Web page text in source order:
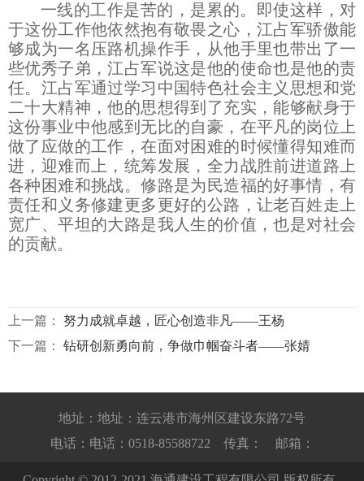
一线的工作是苦的，是累的。即使这样，对
于这份工作他依然抱有敬畏之心，江占军骄傲能
够成为一名压路机操作手，从他手里也带出了一
些优秀子弟，江占军说这是他的使命也是他的责
任。江占军通过学习中国特色社会主义思想和党
二十大精神，他的思想得到了充实，能够献身于
这份事业中他感到无比的自豪，在平凡的岗位上
做了应做的工作，在面对困难的时候懂得知难而
进，迎难而上，统筹发展，全力战胜前进道路上
各种困难和挑战。修路是为民造福的好事情，有
责任和义务修建更多更好的公路，让老百姓走上
宽广、平坦的大路是我人生的价值，也是对社会
的贡献。
上一篇： 努力成就卓越，匠心创造非凡——王杨
下一篇： 钻研创新勇向前，争做巾帼奋斗者——张婧
地址：地址：连云港市海州区建设东路72号
电话：电话：0518-85588722 传真： 邮箱：